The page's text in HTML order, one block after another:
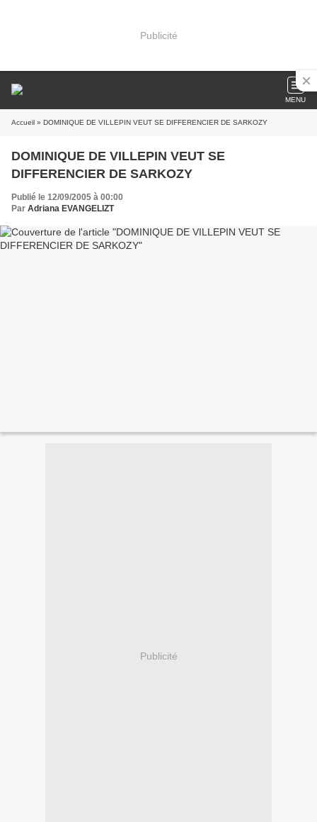
Publicité
MENU
Accueil » DOMINIQUE DE VILLEPIN VEUT SE DIFFERENCIER DE SARKOZY
DOMINIQUE DE VILLEPIN VEUT SE
DIFFERENCIER DE SARKOZY
Publié le 12/09/2005 à 00:00
Par Adriana EVANGELIZT
Publicité